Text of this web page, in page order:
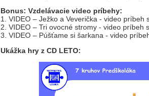
Bonus: Vzdelávacie video príbehy:
1. VIDEO – Ježko a Veverička - video príbeh
2. VIDEO – Tri ovocné stromy - video príbeh
3. VIDEO – Púšťame si šarkana - video
Ukážka hry z CD LETO: